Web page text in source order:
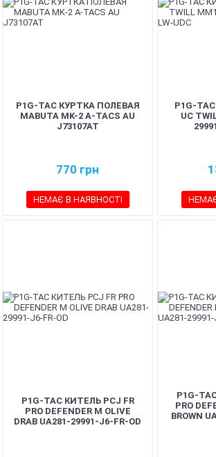
P1G-TAC КУРТКА ПОЛЕВАЯ
MABUTA MK-2 A-TACS AU
J73107AT
770 грн
НЕМАЄ В НАЯВНОСТІ
P1G-
UC
P1G-TAC КИТЕЛЬ PCJ FR
PRO DEFENDER M OLIVE
DRAB UA281-29991-J6-FR-OD
P1G-
PRO
BROWN